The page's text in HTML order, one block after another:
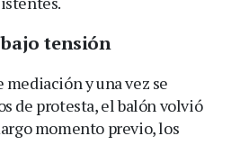
tensión
y una vez se
de protesta, el balón volvió
momento previo, los